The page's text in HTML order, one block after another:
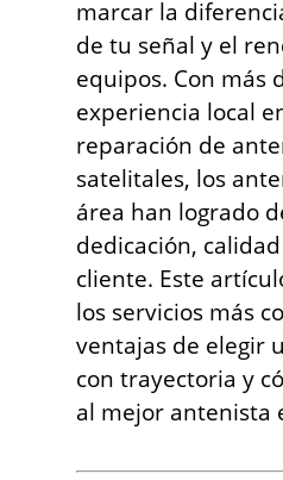
marcar la
de tu señal y el
equipos. Con más
experiencia local
reparación de
satelitales, los
área han logrado
dedicación,
cliente. Este
los servicios más
ventajas de elegir
con trayectoria y
al mejor antenista